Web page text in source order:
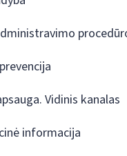
Vidinis kanalas
informacija